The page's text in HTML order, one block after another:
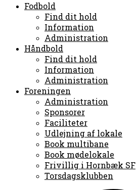
Fodbold
Find dit hold
Information
Administration
Håndbold
Find dit hold
Information
Administration
Foreningen
Administration
Sponsorer
Faciliteter
Udlejning af lokale
Book multibane
Book mødelokale
Frivillig i Hornbæk SF
Torsdagsklubben